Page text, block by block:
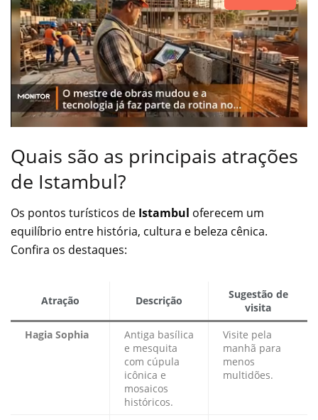
Quais são as principais atrações
de Istambul?
Os pontos turísticos de Istambul oferecem um
equilíbrio entre história, cultura e beleza cênica.
Confira os destaques:
Atração Descrição
Sugestão de
visita
Hagia Sophia
Antiga basílica
e mesquita
com cúpula
icônica e
mosaicos
históricos.
Visite pela
manhã para
menos
multidões.